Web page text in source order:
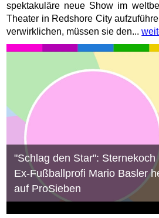
spektakuläre neue Show im
Theater in Redshore City
verwirklichen, müssen sie den...
"Schlag den Star":
Ex-Fußballprofi Mario Basler
auf ProSieben